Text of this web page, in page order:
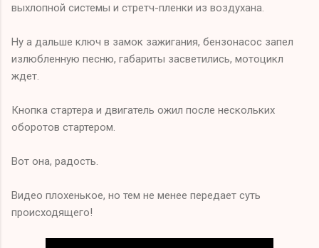
выхлопной системы и стретч-пленки из воздухана.
Ну а дальше ключ в замок зажигания, бензонасос запел
излюбленную песню, габариты засветились, мотоцикл
ждет.
Кнопка стартера и двигатель ожил после нескольких
оборотов стартером.
Вот она, радость.
Видео плохенькое, но тем не менее передает суть
происходящего!